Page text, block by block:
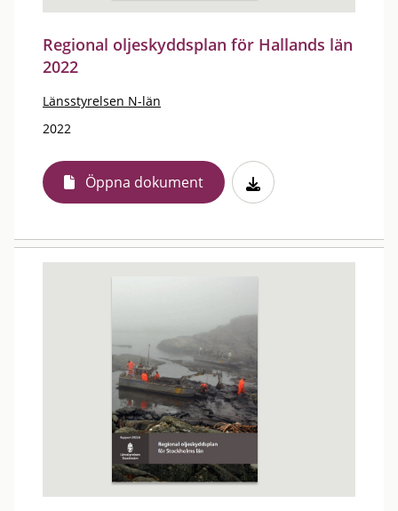
Regional oljeskyddsplan för Hallands län
2022
Länsstyrelsen N-län
2022
Öppna dokument